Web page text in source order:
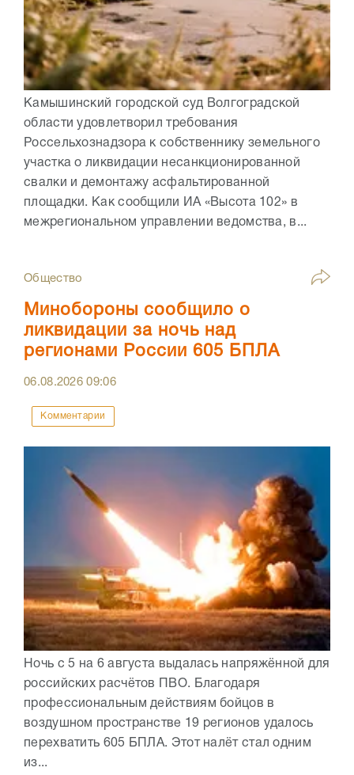
Камышинский городской суд Волгоградской
области удовлетворил требования
Россельхознадзора к собственнику земельного
участка о ликвидации несанкционированной
свалки и демонтажу асфальтированной
площадки. Как сообщили ИА «Высота 102» в
межрегиональном управлении ведомства, в...
Общество
Минобороны сообщило о
ликвидации за ночь над
регионами России 605 БПЛА
06.08.202609:06
Комментарии
Ночь с 5 на 6 августа выдалась напряжённой для
российских расчётов ПВО. Благодаря
профессиональным действиям бойцов в
воздушном пространстве 19 регионов удалось
перехватить 605 БПЛА. Этот налёт стал одним
из...